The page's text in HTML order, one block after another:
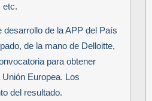
etc.
de la APP del País
de la mano de Delloitte,
para obtener
Europea. Los
del resultado.